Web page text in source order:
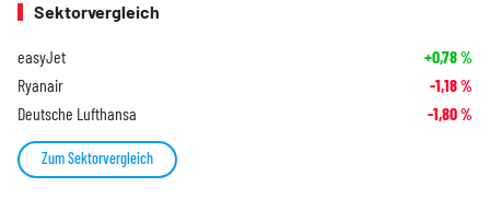
Sektorvergleich
easyJet +0,78%
Ryanair -1,18%
Deutsche Lufthansa -1,80%
Zum Sektorvergleich